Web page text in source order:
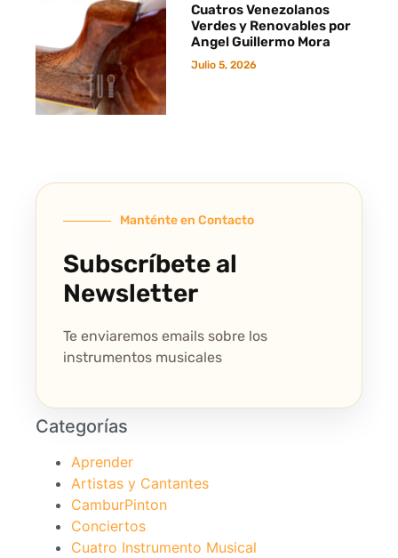
Cuatros Venezolanos
Verdes y Renovables por
Angel Guillermo Mora
Julio 5, 2026
Manténte en Contacto
Subscríbete al
Newsletter
Te enviaremos emails sobre los
instrumentos musicales
Categorías
Aprender
Artistas y Cantantes
CamburPinton
Conciertos
Cuatro Instrumento Musical